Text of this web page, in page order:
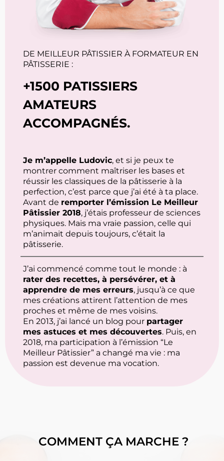
DE MEILLEUR PÂTISSIER À FORMATEUR EN
PÂTISSERIE :
+1500 PATISSIERS
AMATEURS
ACCOMPAGNÉS.
Je m’appelle Ludovic, et si je peux te
montrer comment maîtriser les bases et
réussir les classiques de la pâtisserie à la
perfection, c’est parce que j’ai été à ta place.
Avant de remporter l’émission Le Meilleur
Pâtissier 2018, j’étais professeur de sciences
physiques. Mais ma vraie passion, celle qui
m’animait depuis toujours, c’était la
pâtisserie.
J’ai commencé comme tout le monde : à
rater des recettes, à persévérer, et à
apprendre de mes erreurs, jusqu’à ce que
mes créations attirent l’attention de mes
proches et même de mes voisins.
En 2013, j’ai lancé un blog pour partager
mes astuces et mes découvertes. Puis, en
2018, ma participation à l’émission “Le
Meilleur Pâtissier” a changé ma vie : ma
passion est devenue ma vocation.
COMMENT ÇA MARCHE ?